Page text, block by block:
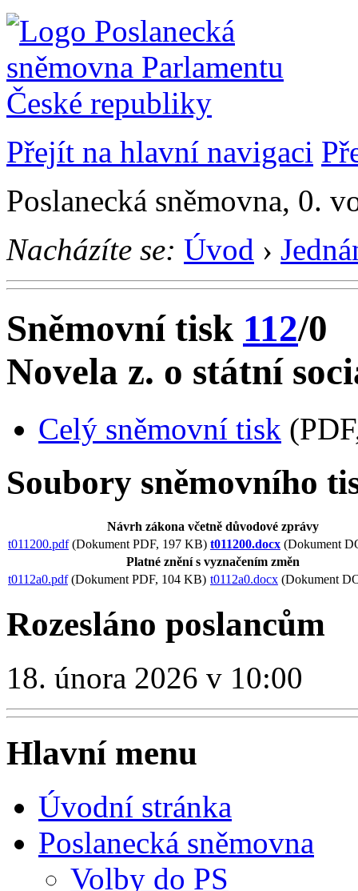
Přejít na hlavní navigaci
Poslanecká sněmovna, 0.
Nacházíte se: Úvod ›
Sněmovní tisk 112/0
Novela z. o státní
Celý sněmovní tisk
Soubory sněmovního
Návrh zákona včetně důvodové zprávy
t011200.pdf(Dokument PDF, 197 KB) t011200.docx (Dokument
Platné znění s vyznačením změn
t0112a0.pdf(Dokument PDF, 104 KB) t0112a0.docx (Dokument
Rozesláno poslancům
18. února 2026 v 10:00
Hlavní menu
Úvodní stránka
Poslanecká sněmovna
Volby do PS